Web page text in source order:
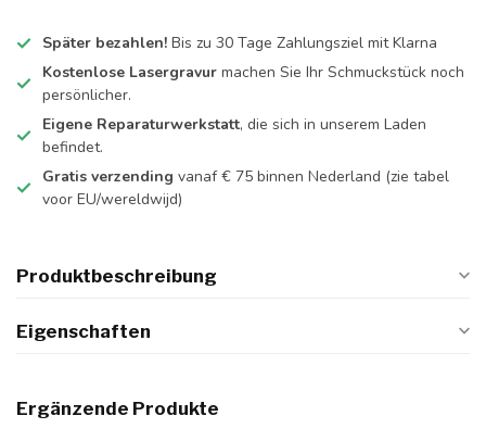
Später bezahlen! Bis zu 30 Tage Zahlungsziel mit Klarna
Kostenlose Lasergravur machen Sie Ihr Schmuckstück noch
persönlicher.
Eigene Reparaturwerkstatt, die sich in unserem Laden
befindet.
Gratis verzending vanaf € 75 binnen Nederland (zie tabel
voor EU/wereldwijd)
Produktbeschreibung
Eigenschaften
Ergänzende Produkte